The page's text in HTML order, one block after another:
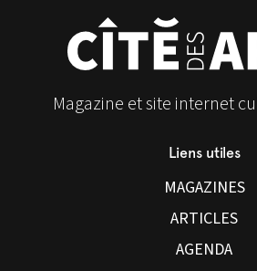
Magazine et site internet
Liens utiles
MAGAZINES
ARTICLES
AGENDA